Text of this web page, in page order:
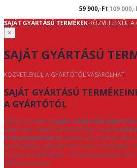
59 900,-Ft 109
SAJÁT GYÁRTÁSÚ TERMÉKEK KÖZVETLENÜL
×
SAJÁT GYÁRTÁSÚ
KÖZVETLENÜL A GYÁRTÓTÓL VÁSÁROLHAT
SAJÁT GYÁRTÁSÚ
A GYÁRTÓTÓL
KÍNÁLATUNKBAN SAJÁT GYÁRTÁSÚ
AMELYEKET NEMCSAK KÉSZÍTÜNK, HANEM
FORGALMAZUNK IS. ENNEK KÖSZÖNHETŐEN
KIVITELEZÉSIG MINDEN FOLYAMATOT KÉZBEN
TUDJUK A MINŐSÉGET, A RUGALMASSÁGOT ÉS
MEGOLDÁSOKAT.